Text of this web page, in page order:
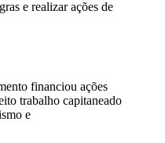
e realizar ações de
financiou ações
trabalho capitaneado
e